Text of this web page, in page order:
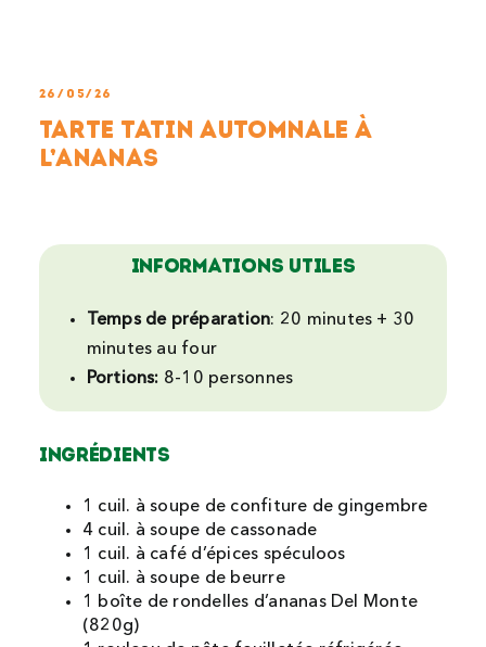
26/05/26
Tarte tatin automnale à
l’ananas
INFORMATIONS UTILES
Temps de préparation: 20 minutes + 30
minutes au four
Portions: 8-10 personnes
INGRÉDIENTS
1 cuil. à soupe de confiture de gingembre
4 cuil. à soupe de cassonade
1 cuil. à café d’épices spéculoos
1 cuil. à soupe de beurre
1 boîte de rondelles d’ananas Del Monte
(820g)